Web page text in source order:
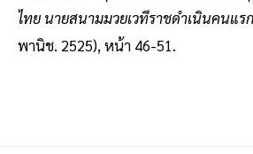
ไทย นายสนามมวยเวทีราชดำเนินคนแร
พานิช. 2525), หน้า 46-51.